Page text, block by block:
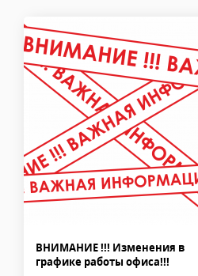
ВНИМАНИЕ !!! Изменения в
графике работы офиса!!!